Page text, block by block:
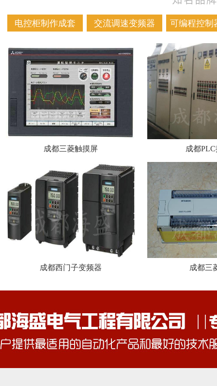
电控柜制作成套 交流调速变频器 可编程控制
成都三菱触摸屏 成都
成都西门子变频器 成都三